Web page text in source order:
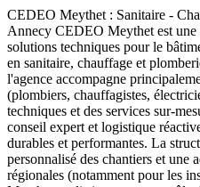
CEDEO Meythet : Sanitaire -
Annecy CEDEO Meythet est une
solutions techniques pour le
en sanitaire, chauffage et
l'agence accompagne
(plombiers, chauffagistes,
techniques et des services sur-
conseil expert et logistique
durables et performantes. La
personnalisé des chantiers et une
régionales (notamment pour les